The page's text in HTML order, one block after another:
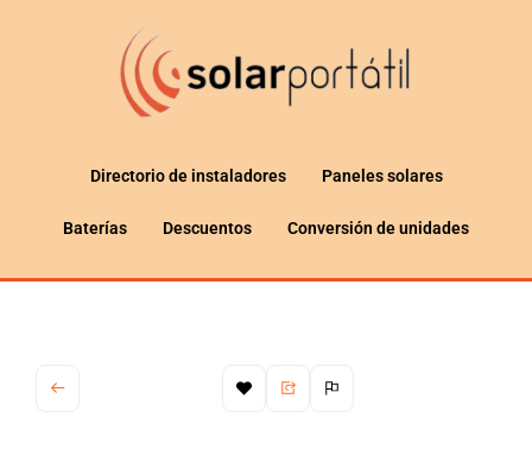
Directorio de instaladores Paneles solares
Baterías Descuentos Conversión de unidades